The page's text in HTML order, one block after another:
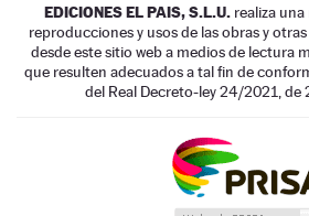
EDICIONES EL PAIS, S.L.U. realiza una
reproducciones y usos de las obras y
desde este sitio web a medios de lectura
que resulten adecuados a tal fin de
del Real Decreto-ley 24/2021, de